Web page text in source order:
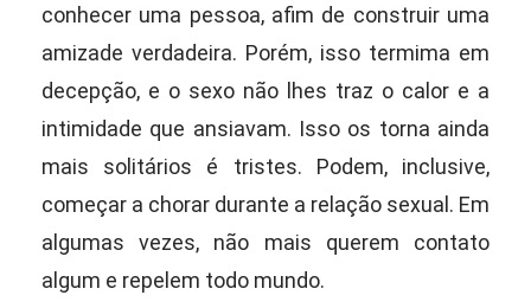
conhecer uma pessoa, afim de construir uma
amizade verdadeira. Porém, isso termima em
decepção, e o sexo não lhes traz o calor e a
intimidade que ansiavam. Isso os torna ainda
mais solitários é tristes. Podem, inclusive,
começar a chorar durante a relação sexual. Em
algumas vezes, não mais querem contato
algum e repelem todo mundo.